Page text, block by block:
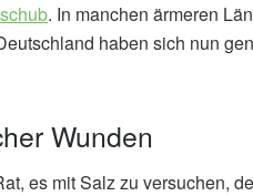
. In manchen ärmeren
haben sich nun
Wunden
es mit Salz zu versuchen,